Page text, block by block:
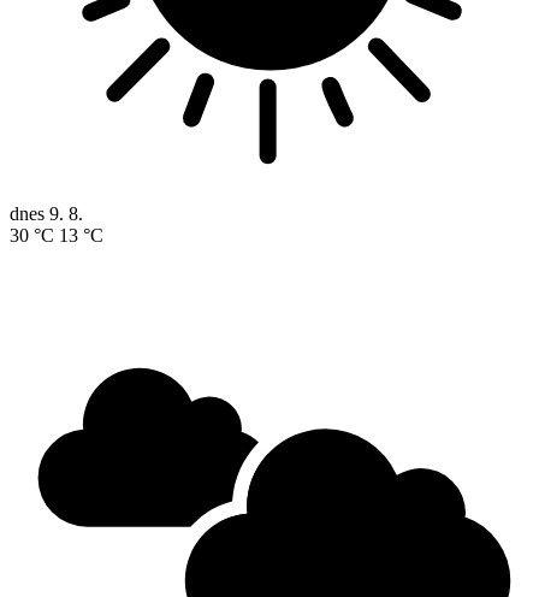
dnes 9. 8.
30 °C 13 °C